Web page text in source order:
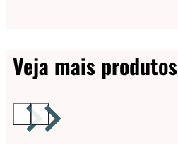
Veja mais produtos